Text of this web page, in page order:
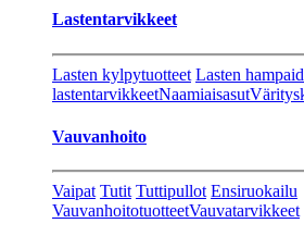
Lastentarvikkeet
Lasten kylpytuotteet Lasten
lastentarvikkeetNaamiaisasut
Vauvanhoito
Vaipat Tutit Tuttipullot Ensiruokailu
VauvanhoitotuotteetVauvatarvikkeet